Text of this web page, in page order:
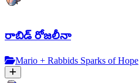
రాబిడ్ రోజలీనా
Mario + Rabbids Sparks of Hope